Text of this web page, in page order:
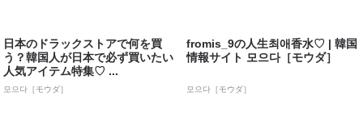
日本のドラックストアで何を買
う？韓国人が日本で必ず買いたい
人気アイテム特集♡ ...
모으다［モウダ］
fromis_9の人生최애香水♡ | 韓国
情報サイト 모으다［モウダ］
모으다［モウダ］